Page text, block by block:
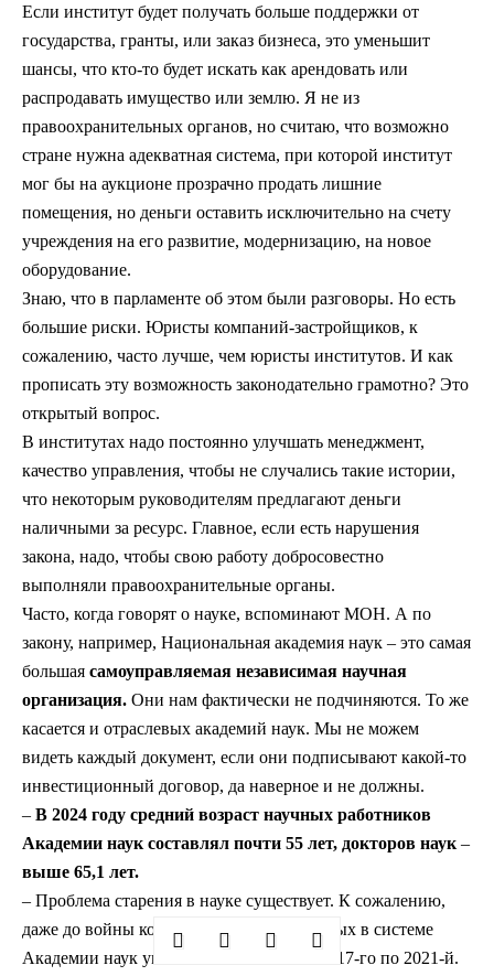
Если институт будет получать больше поддержки от
государства, гранты, или заказ бизнеса, это уменьшит
шансы, что кто-то будет искать как арендовать или
распродавать имущество или землю. Я не из
правоохранительных органов, но считаю, что возможно
стране нужна адекватная система, при которой институт
мог бы на аукционе прозрачно продать лишние
помещения, но деньги оставить исключительно на счету
учреждения на его развитие, модернизацию, на новое
оборудование.
Знаю, что в парламенте об этом были разговоры. Но есть
большие риски. Юристы компаний-застройщиков, к
сожалению, часто лучше, чем юристы институтов. И как
прописать эту возможность законодательно грамотно? Это
открытый вопрос.
В институтах надо постоянно улучшать менеджмент,
качество управления, чтобы не случались такие истории,
что некоторым руководителям предлагают деньги
наличными за ресурс. Главное, если есть нарушения
закона, надо, чтобы свою работу добросовестно
выполняли правоохранительные органы.
Часто, когда говорят о науке, вспоминают МОН. А по
закону, например, Национальная академия наук – это самая
большая самоуправляемая независимая научная
организация. Они нам фактически не подчиняются. То же
касается и отраслевых академий наук. Мы не можем
видеть каждый документ, если они подписывают какой-то
инвестиционный договор, да наверное и не должны.
– В 2024 году средний возраст научных работников
Академии наук составлял почти 55 лет, докторов наук –
выше 65,1 лет.
– Проблема старения в науке существует. К сожалению,
даже до войны количество молодых ученых в системе
Академии наук уменьшилось на 40% с 2017-го по 2021-й.